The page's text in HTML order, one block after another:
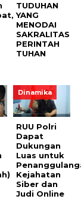
TUDUHAN
YANG
MENODAI
SAKRALITAS
PERINTAH
TUHAN
Dinamika
RUU Polri
Dapat
Dukungan
Luas untuk
Kejahatan
Siber dan
Judi Online